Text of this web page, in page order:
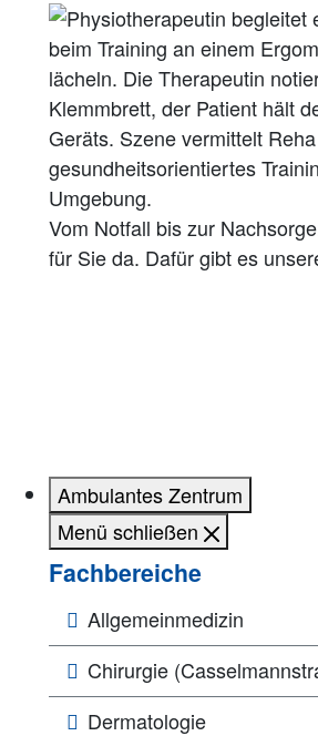
Vom Notfall bis zur
für Sie da. Dafür gibt es
Ambulantes Zentrum
Menü schließen
Fachbereiche
Allgemeinmedizin
Chirurgie
Dermatologie